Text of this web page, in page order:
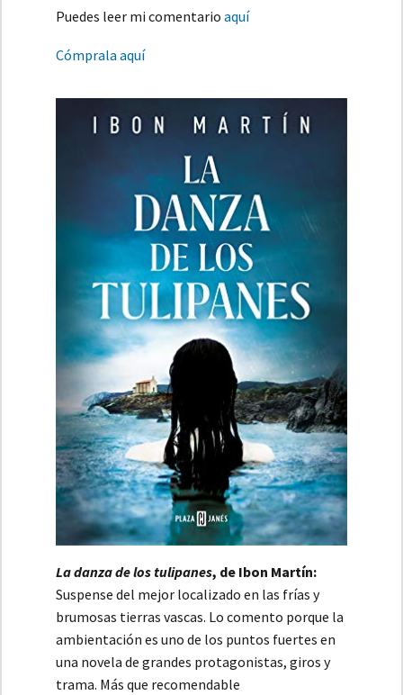
Puedes leer mi comentario aquí
Cómprala aquí
La danza de los tulipanes, de Ibon Martín:
Suspense del mejor localizado en las frías y
brumosas tierras vascas. Lo comento porque la
ambientación es uno de los puntos fuertes en
una novela de grandes protagonistas, giros y
trama. Más que recomendable